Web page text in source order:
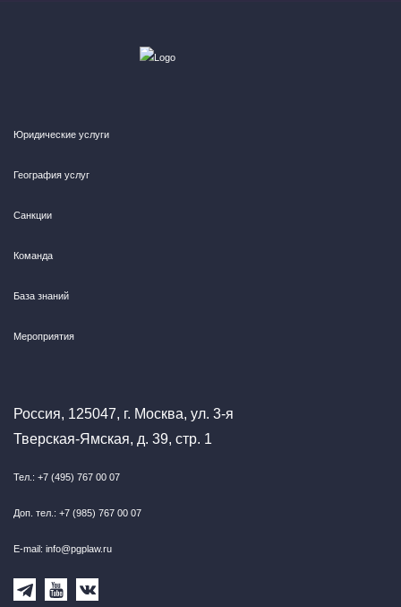
Юридические услуги
География услуг
Санкции
Команда
База знаний
Мероприятия
Россия, 125047, г. Москва, ул. 3-я
Тверская-Ямская, д. 39, стр. 1
Тел.: +7 (495) 767 00 07
Доп. тел.: +7 (985) 767 00 07
E-mail: info@pgplaw.ru